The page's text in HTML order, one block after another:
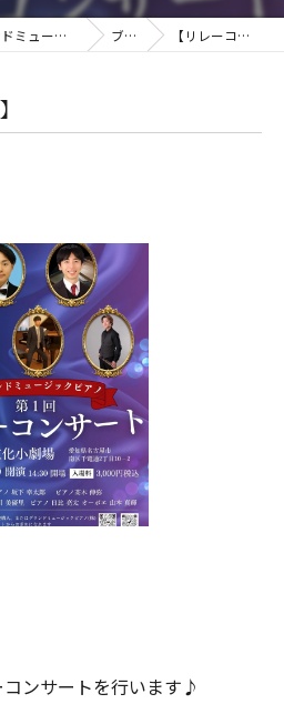
名古屋のピアノならグランドミュージックピアノ株式会社 ブログ 【リレーコンサート】
ンサートを行います♪